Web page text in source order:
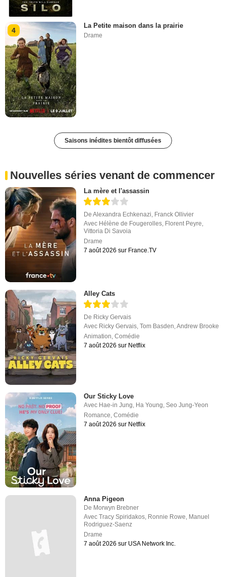
4
La Petite maison dans la prairie
Drame
Saisons inédites bientôt diffusées
Nouvelles séries venant de commencer
La mère et l'assassin
DeAlexandra Echkenazi Franck Ollivier
Avec Hélène de Fougerolles Florent Peyre
Vittoria Di Savoia
Drame
7 août 2026 sur France.TV
Alley Cats
De Ricky Gervais
Avec Ricky Gervais,Tom Basden,Andrew Brooke
Animation,Comédie
7 août 2026 sur Netflix
Our Sticky Love
Avec Hae-in Jung, Ha Young,Seo Jung-Yeon
Romance,Comédie
7 août 2026 sur Netflix
Anna Pigeon
De Morwyn Brebner
AvecTracy Spiridakos, Ronnie Rowe, Manuel
Rodriguez-Saenz
Drame
7 août 2026 sur USA Network Inc.